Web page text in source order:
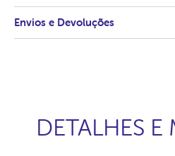
Envios e Devoluções
DETALHES E